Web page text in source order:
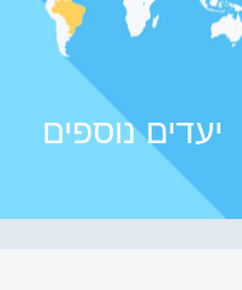
יעדים נוספים